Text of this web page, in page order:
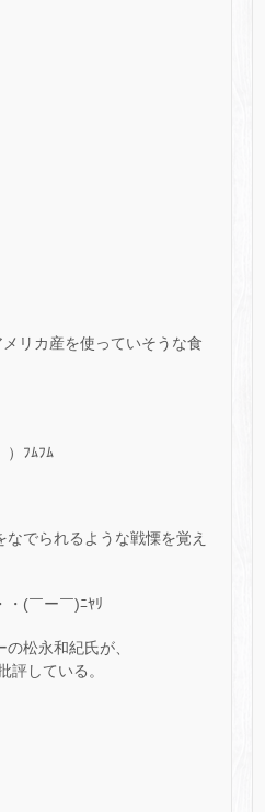
リカ産を使っていそうな食
）ﾌﾑﾌﾑ
でられるような戦慄を覚え
・(￣ー￣)ﾆﾔﾘ
松永和紀氏が、
している。